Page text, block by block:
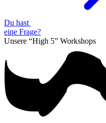
Du hast
eine Frage?
Unsere “High 5” Workshops